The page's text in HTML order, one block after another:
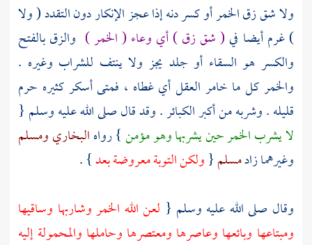
ولا شق زق الخمر أو كسر دنه إذا عجز الإنكار دون التقدد ( ولا
) غرم أيضا في( شق زق ) أي وعاء ( الخمر ) والزق بالفتح
والكسر هو السقاء أو جلد يجز ولا ينتف للشراب وغيره .
والخمر كل ما خامر العقل أي غطاه ، فمتى أسكر كثيره حرم
قليله . وشربه من أكبر الكبائر . وقد قال صلى الله عليه وسلم {
لا يشرب الخمر حين يشربها وهو مؤمن} رواهالبخاريومسلم
وغيرهما زادمسلم{ولكن التوبة معروضة بعد} .
وقال صلى الله عليه وسلم { لعن الله الخمر وشاربها وساقيها
ومبتاعها وبائعها وعاصرها ومعتصرها وحاملها والمحمولة إليه